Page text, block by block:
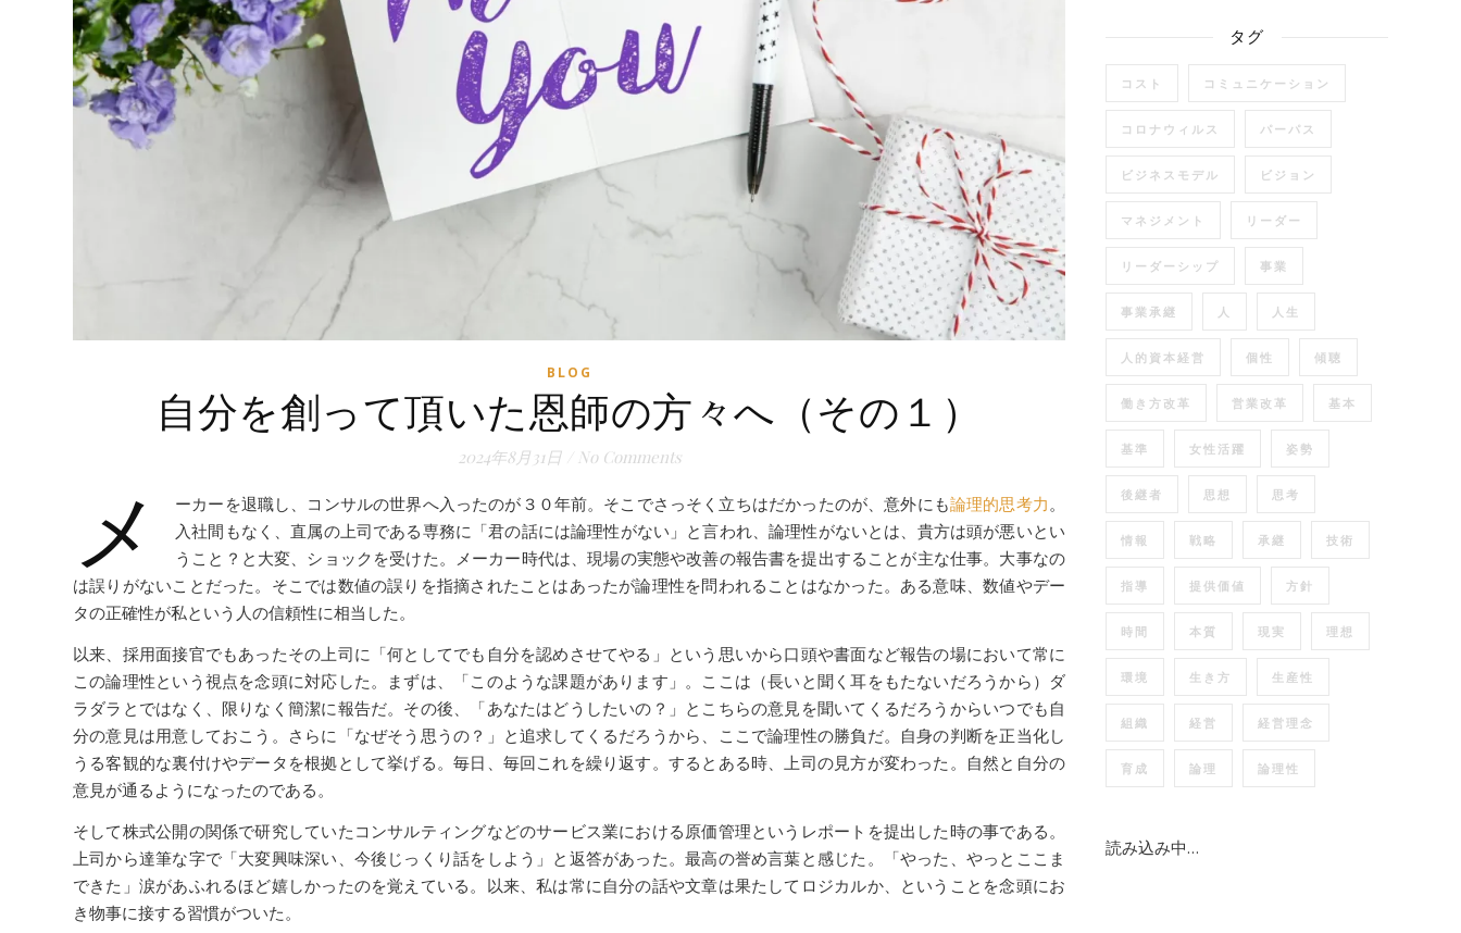
BLOG
自分を創って頂いた恩師の方々へ（その１）
2024年8月31日 No Comments
メ ーカーを退職し、コンサルの世界へ入ったのが３０年前。そこでさっそく立ちはだかったのが、意外にも論理的思考力 。
入社間もなく、直属の上司である専務に「君の話には論理性がない」と言われ、論理性がないとは、貴方は頭が悪いとい
うこと？と大変、ショックを受けた。メーカー時代は、現場の実態や改善の報告書を提出することが主な仕事。大事なの
は誤りがないことだった。そこでは数値の誤りを指摘されたことはあったが論理性を問われることはなかった。ある意味、数値やデー
タの正確性が私という人の信頼性に相当した。
以来、採用面接官でもあったその上司に「何としてでも自分を認めさせてやる」という思いから口頭や書面など報告の場において常に
この論理性という視点を念頭に対応した。まずは、「このような課題があります」。ここは（長いと聞く耳をもたないだろうから）ダ
ラダラとではなく、限りなく簡潔に報告だ。その後、「あなたはどうしたいの？」とこちらの意見を聞いてくるだろうからいつでも自
分の意見は用意しておこう。さらに「なぜそう思うの？」と追求してくるだろうから、ここで論理性の勝負だ。自身の判断を正当化し
うる客観的な裏付けやデータを根拠として挙げる。毎日、毎回これを繰り返す。するとある時、上司の見方が変わった。自然と自分の
意見が通るようになったのである。
そして株式公開の関係で研究していたコンサルティングなどのサービス業における原価管理というレポートを提出した時の事である。
上司から達筆な字で「大変興味深い、今後じっくり話をしよう」と返答があった。最高の誉め言葉と感じた。「やった、やっとここま
できた」涙があふれるほど嬉しかったのを覚えている。以来、私は常に自分の話や文章は果たしてロジカルか、ということを念頭にお
き物事に接する習慣がついた。
タグ
コスト コミュニケーション
コロナウィルス パーパス
ビジネスモデル ビジョン
マネジメント リーダー
リーダーシップ 事業
事業承継 人 人生
人的資本経営 個性 傾聴
働き方改革 営業改革 基本
基準 女性活躍 姿勢
後継者 思想 思考
情報 戦略 承継 技術
指導 提供価値 方針
時間 本質 現実 理想
環境 生き方 生産性
組織 経営 経営理念
育成 論理 論理性
読み込み中…